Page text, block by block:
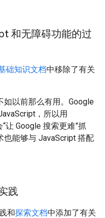
和无障碍功能的过
础知识文档中移除了有关
如以前那么有用。Google
，所以用
让 Google 搜索更难”抓
能够与 JavaScript 搭配
践
和探索文档中添加了有关